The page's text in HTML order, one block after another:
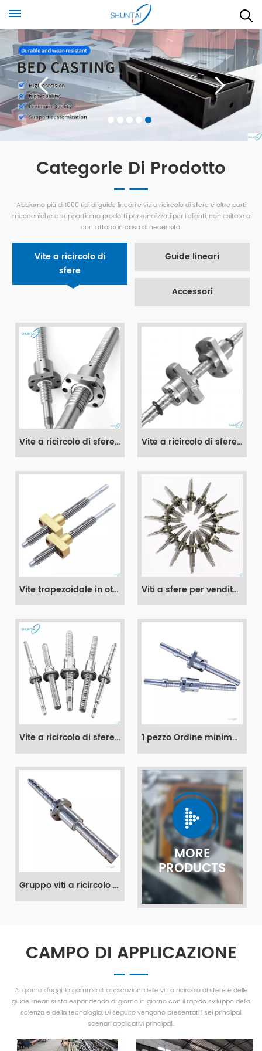
Categorie Di Prodotto
Abbiamo più di 1000 tipi di guide lineari e viti a ricircolo di sfere e altre parti
meccaniche e supportiamo prodotti personalizzati per i clienti, non esitate a
contattarci in caso di necessità.
Vite a ricircolo di
sfere
Guide lineari
Accessori
Vite a ricircolo di sfere SFJ Dado a ricircolo di sfere 2000 mm in acciaio inossidabile Vite a ricircolo di sfere SFNU Nut Factory produce viti a ricircolo di sfere a basso prezzo in Cina
Vite trapezoidale in ottone con vite trapezoidale Tr32 con asta filettata trapezoidale CNC da 32 mm Viti a sfere per vendita diretta in fabbrica in Cina Shuntai
Vite a ricircolo di sfere SFU3210 con dado per macchina CNC 1 pezzo Ordine minimo 2005 vite a ricircolo di sfere SFU2005 250 300 350 400 450 500 550 mm C7 C5 C3 adatto per parti CNC
Gruppo viti a ricircolo di sfere con passo largo ad alta velocità, cavo da 32 mm 3232 1010 1620 2525 Sfs1210 Sfs1610 Sfs Sfe 1616 Sfe1616
MORE
PRODUCTS
CAMPO DI APPLICAZIONE
Al giorno d'oggi, la gamma di applicazioni delle viti a ricircolo di sfere e delle
guide lineari si sta espandendo di giorno in giorno con il rapido sviluppo della
scienza e della tecnologia. Di seguito vengono presentati i sei principali
scenari applicativi principali.